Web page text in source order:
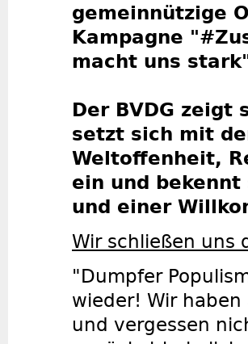
gemeinnützige
Kampagne
macht uns
Der BVDG zeigt
setzt sich mit
Weltoffenheit,
ein und
und einer
Wir schließen uns
"Dumpfer
wieder! Wir
und vergessen